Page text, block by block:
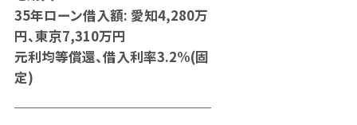
35年ローン借入額: 愛知4,280万
円、東京7,310万円
元利均等償還、借入利率3.2%(固
定)